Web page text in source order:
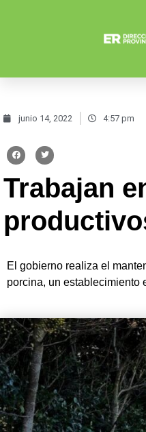
junio 14, 2022 4:57 pm
Trabajan
El gobierno realiza el
porcina, un establecimiento